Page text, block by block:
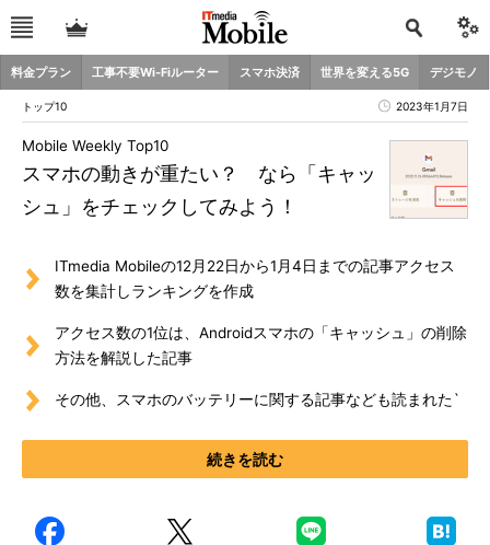
料金プラン 工事不要Wi-Fiルーター スマホ決済 世界を変える5G デジモノ
トップ10 2023年1月7日
スマホの動きが重たい？ なら「キャッ
シュ」をチェックしてみよう！
Mobile Weekly Top10
ITmedia Mobileの12月22日から1月4日までの記事アクセス
数を集計しランキングを作成
アクセス数の1位は、Androidスマホの「キャッシュ」の削除
方法を解説した記事
その他、スマホのバッテリーに関する記事なども読まれた`
続きを読む